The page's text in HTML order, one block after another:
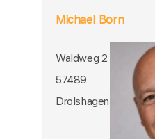
Michael Born
Waldweg 2
57489
Drolshagen